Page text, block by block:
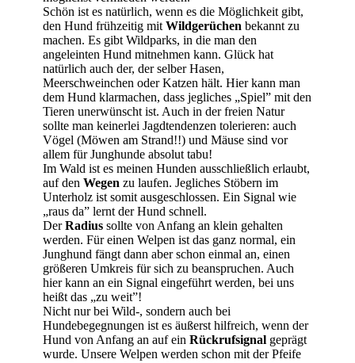
Schön ist es natürlich, wenn es die Möglichkeit gibt,
den Hund frühzeitig mit Wildgerüchen bekannt zu
machen. Es gibt Wildparks, in die man den
angeleinten Hund mitnehmen kann. Glück hat
natürlich auch der, der selber Hasen,
Meerschweinchen oder Katzen hält. Hier kann man
dem Hund klarmachen, dass jegliches „Spiel” mit den
Tieren unerwünscht ist. Auch in der freien Natur
sollte man keinerlei Jagdtendenzen tolerieren: auch
Vögel (Möwen am Strand!!) und Mäuse sind vor
allem für Junghunde absolut tabu!
Im Wald ist es meinen Hunden ausschließlich erlaubt,
auf den Wegen zu laufen. Jegliches Stöbern im
Unterholz ist somit ausgeschlossen. Ein Signal wie
„raus da” lernt der Hund schnell.
DerRadius sollte von Anfang an klein gehalten
werden. Für einen Welpen ist das ganz normal, ein
Junghund fängt dann aber schon einmal an, einen
größeren Umkreis für sich zu beanspruchen. Auch
hier kann an ein Signal eingeführt werden, bei uns
heißt das „zu weit”!
Nicht nur bei Wild-, sondern auch bei
Hundebegegnungen ist es äußerst hilfreich, wenn der
Hund von Anfang an auf ein Rückrufsignal geprägt
wurde. Unsere Welpen werden schon mit der Pfeife